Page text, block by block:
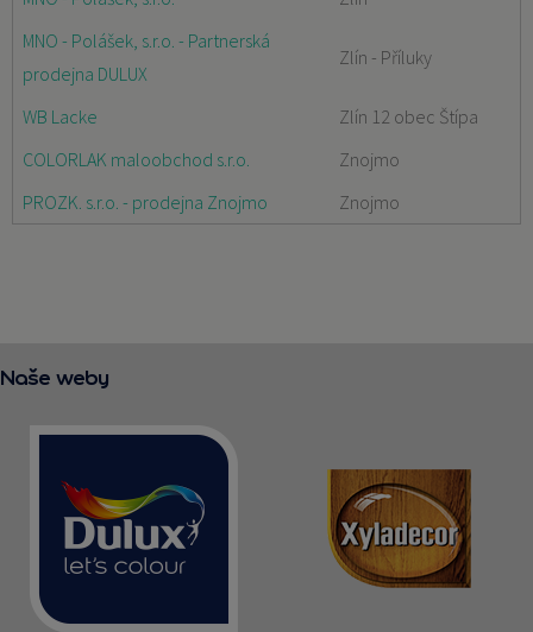
MNO - Polášek, s.r.o. - Partnerská
prodejna DULUX
Zlín - Příluky
WB Lacke
Zlín 12 obec Štípa
COLORLAK maloobchod s.r.o.
Znojmo
PROZK. s.r.o. - prodejna Znojmo
Znojmo
Naše weby